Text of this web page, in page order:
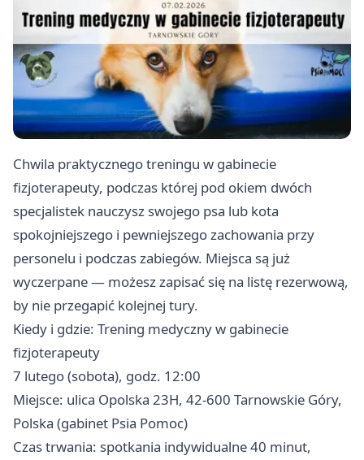
Chwila praktycznego treningu w gabinecie
fizjoterapeuty, podczas której pod okiem dwóch
specjalistek nauczysz swojego psa lub kota
spokojniejszego i pewniejszego zachowania przy
personelu i podczas zabiegów. Miejsca są już
wyczerpane — możesz zapisać się na listę rezerwową,
by nie przegapić kolejnej tury.
Kiedy i gdzie: Trening medyczny w gabinecie
fizjoterapeuty
7 lutego (sobota), godz. 12:00
Miejsce: ulica Opolska 23H, 42-600 Tarnowskie Góry,
Polska (gabinet Psia Pomoc)
Czas trwania: spotkania indywidualne 40 minut,